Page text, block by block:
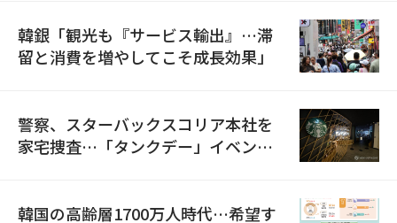
韓銀「観光も『サービス輸出』…滞
留と消費を増やしてこそ成長効果」
警察、スターバックスコリア本社を
家宅捜査…「タンクデー」イベント
韓国の高齢層1700万人時代…希望す